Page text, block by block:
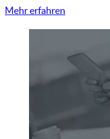
Mehr erfahren